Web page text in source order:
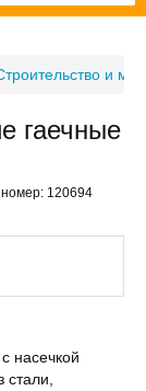
и
гаечные
120694
насечкой